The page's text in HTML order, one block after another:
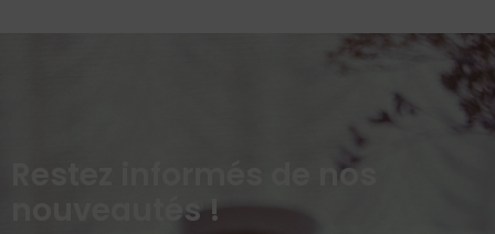
Restez informés de nos
nouveautés !